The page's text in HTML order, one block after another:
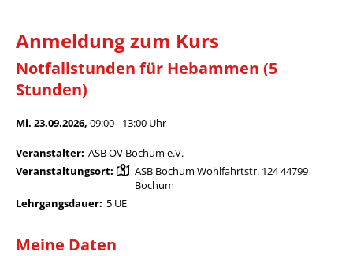
Anmeldung zum Kurs
Notfallstunden für Hebammen (5
Stunden)
Mi. 23.09.2026, 09:00 - 13:00 Uhr
Veranstalter: ASB OV Bochum e.V.
Veranstaltungsort:
ASB Bochum Wohlfahrtstr. 124 44799
Bochum
Lehrgangsdauer: 5 UE
Meine Daten